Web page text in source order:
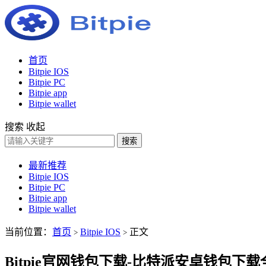
首页
Bitpie IOS
Bitpie PC
Bitpie app
Bitpie wallet
搜索 收起
搜索
最新推荐
Bitpie IOS
Bitpie PC
Bitpie app
Bitpie wallet
当前位置： 首页 > Bitpie IOS > 正文
Bitpie官网钱包下载-比特派安卓钱包下载